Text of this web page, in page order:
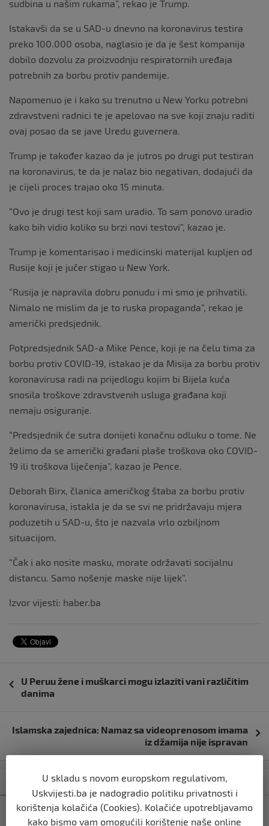
sudbina u našim rukama”, rekao je Trump.
Istakavši da se u SAD-u dnevno na koronavirus testira
preko 100.000 osoba, naglasio je da je šest kompanija
dobilo dozvolu za proizvodnju respiratornih uređaja
potrebnih za borbu protiv pandemije.
Napomenuo je i kako su trenutno u New Yorku potrebni
zdravstveni radnici te je apelovao na sve koji znaju raditi
ovaj posao da se jave Uredu guvernera.
Trump je također kazao da je jutros po drugi put testiran
na koronavirus, te da je nalaz bio negativan, dodajući da
je cijeli proces trajao oko 15 minuta.
“Ovo je drugi test koji sam uradio. To sam ponovo uradio
kako bih vidio koliko su brzi novi testovi”, kazao je.
Trump je komentarisao i medicinski materijal kupljen od
Rusije koji je jučer stigao u New York.
“Rusija je napravila dobru ponudu i mi smo je prihvatili.
Nimalo ne mislim da je to ruska propaganda”, rekao je
američki predsjednik.
Potpredsjednik SAD-a Mike Pence, koji je na čelu tima za
borbu protiv COVID-19, istakao je da Misija za borbu protiv
koronavirusa radi na prijedlogu kojim bi Bijela kuća
snosila troškove zdravstvenih usluga građana koji
nemaju osiguranje.
“Predsjednik će sutra donijeti konačnu odluku o tome. Ne
želimo da se američki građani plaše troškova oko COVID-
19 ili troškova liječenja”, kazao je Pence.
Deborah Birx, članica američkog štaba za borbu protiv
koronavirusa, istakla je da se svi ne pridržavaju mjera
poduzetih u SAD-u, što je nazvala vrlo ozbiljnom
situacijom.
“Čak i ako nosite masku, morate održavati socijalnu
distancu. Samo nošenje maske nije lijek”.
Izvor vijesti: haber.ba
objava
U Peruu žene i muškarci mogu izlaziti vani različitim
danima
Islamska zajednica: Namaz sa videoprenosom imama
iz džamija nije ispravan
Kategorija Najnovije Najčitanije
SVIJET
U skladu s novom europskom regulativom,
Uskvijesti.ba je nadogradio politiku privatnosti i
korištenja kolačića (Cookies). Kolačiće upotrebljavamo
kako bismo vam omogućili korištenje naše online